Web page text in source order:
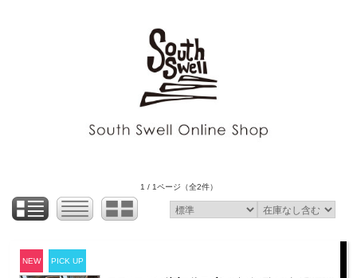
1 / 1ページ （全2件）
NEW PICK UP